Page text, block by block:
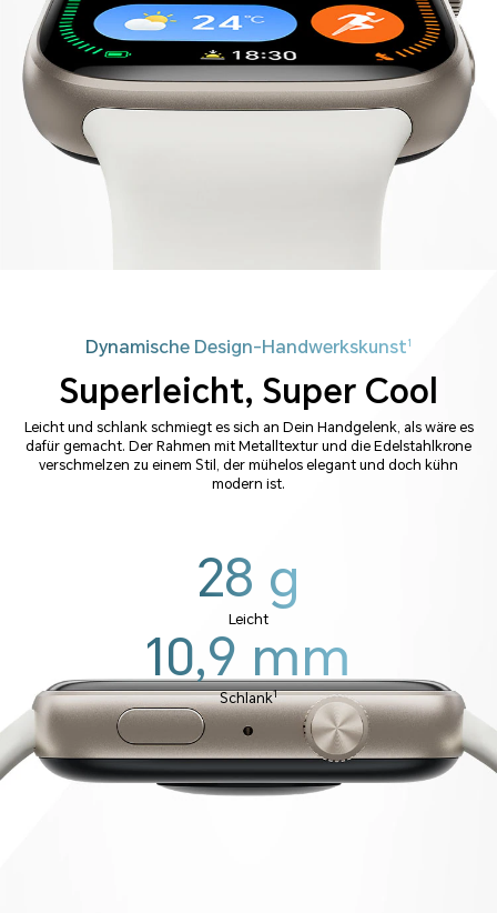
Dynamische Design-Handwerkskunst 1
Superleicht, Super Cool
Leicht und schlank schmiegt es sich an Dein Handgelenk, als wäre es
dafür gemacht. Der Rahmen mit Metalltextur und die Edelstahlkrone
verschmelzen zu einem Stil, der mühelos elegant und doch kühn
modern ist.
28 g
Leicht
10,9 mm
Schlank1